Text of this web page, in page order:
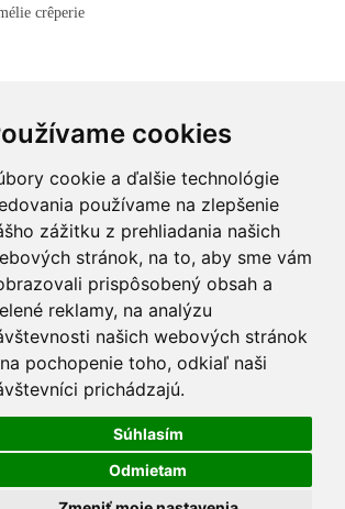
cookies
cookie a ďalšie technológie
používame na zlepšenie
zážitku z prehliadania našich
stránok, na to, aby sme vám
prispôsobený obsah a
reklamy, na analýzu
našich webových stránok
pochopenie toho, odkiaľ naši
prichádzajú.
Súhlasím
Odmietam
crêperie
Information for visitors